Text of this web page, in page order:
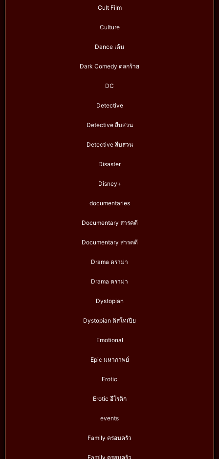
Cult Film
Culture
Dance เต้น
Dark Comedy ตลกร้าย
DC
Detective
Detective สืบสวน
Detective สืบสวน
Disaster
Disney+
documentaries
Documentary สารคดี
Documentary สารคดี
Drama ดราม่า
Drama ดราม่า
Dystopian
Dystopian ดิสโทเปีย
Emotional
Epic มหากาพย์
Erotic
Erotic อีโรติก
events
Family ครอบครัว
Family ครอบครัว